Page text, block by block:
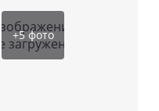
загружено
+5фото